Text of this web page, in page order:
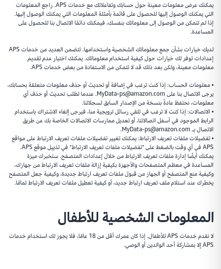
يمكنك عرض معلومات معينة حول حسابك وتفاعلاتك مع خدمات APS. راجع المعلومات
التي يمكنك الوصول إليها للحصول على قائمة بأمثلة المعلومات التي يمكنك الوصول إليها.
إذا لم تتمكن من الوصول إلى معلوماتك بنفسك، فيمكنك دائمًا الاتصال بنا للحصول على
المساعدة.
لديك خيارات بشأن جمع معلوماتك الشخصية واستخدامها. تتضمن العديد من خدمات APS
إعدادات توفر لك خيارات حول كيفية استخدام معلوماتك. يمكنك اختيار عدم تقديم
معلومات معينة، ولكن بعد ذلك قد لا تتمكن من الاستفادة من بعض خدمات APS.
• معلومات الحساب: إذا كنت ترغب في إضافة أو تحديث أو حذف معلومات متعلقة بحسابك،
يرجى الاتصال بنا على MyData-ps@amazon.com. عندما تطلب تحديث أو حذف أي
معلومات، نحتفظ عادةً بنسخة من الإصدار السابق لسجلاتنا.
• الاتصالات: إذا كنت لا ترغب في تلقي رسائل ترويجية منا، فيرجى إلغاء الاشتراك باستخدام
الرابط الموجود في أسفل اتصالاتنا، أو تعديل ممارسات الاتصالات الخاصة بك عن طريق
الاتصال بـ MyData-ps@amazon.com.
• تفضيلات ملفات تعريف الارتباط: يمكنك تغيير تفضيلات ملفات تعريف الارتباط على مواقع
APS في أي وقت بالضغط على "تفضيلات ملفات تعريف الارتباط" في تذييل موقع APS.
يمكنك أيضًا إدارة ملفات تعريف الارتباط من خلال إعدادات المتصفح. ستخبرك ميزة
المساعدة في معظم المتصفحات والأجهزة بكيفية إزالة ملفات تعريف الارتباط من جهازك،
وكيفية منع المتصفح أو الجهاز من قبول ملفات تعريف ارتباط جديدة، وكيفية جعل المتصفح
يخطرك عند استلام ملف تعريف ارتباط جديد، أو كيفية تعطيل ملفات تعريف الارتباط تمامًا.
المعلومات الشخصية للأطفال
لا نقدم خدمات APS للأطفال. إذا كان عمرك أقل من 18 عامًا، فلا يجوز لك استخدام خدمات
APS إلا بمشاركة أحد الوالدين أو الوصي.